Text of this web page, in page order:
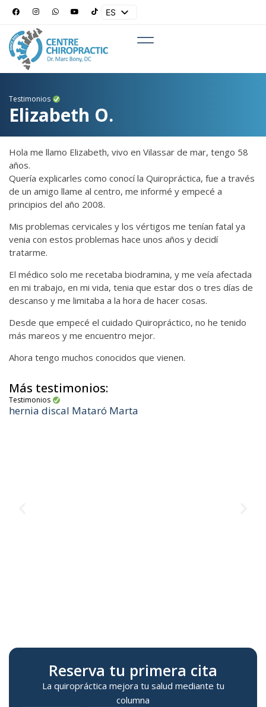
ES
Testimonios
Elizabeth O.
Hola me llamo Elizabeth, vivo en Vilassar de mar, tengo 58
años.
Quería explicarles como conocí la Quiropráctica, fue a través
de un amigo llame al centro, me informé y empecé a
principios del año 2008.
Mis problemas cervicales y los vértigos me tenían fatal ya
venia con estos problemas hace unos años y decidí
tratarme.
El médico solo me recetaba biodramina, y me veía afectada
en mi trabajo, en mi vida, tenia que estar dos o tres días de
descanso y me limitaba a la hora de hacer cosas.
Desde que empecé el cuidado Quiropráctico, no he tenido
más mareos y me encuentro mejor.
Ahora tengo muchos conocidos que vienen.
Más testimonios:
Testimonios
hernia discal Mataró Marta
Reserva tu primera cita
La quiropráctica mejora tu salud mediante tu
columna